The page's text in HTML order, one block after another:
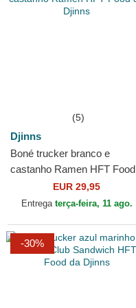
(5)
Djinns
Boné trucker branco e
castanho Ramen HFT Food
EUR 29,95
Entrega terça-feira, 11 ago.
-30%